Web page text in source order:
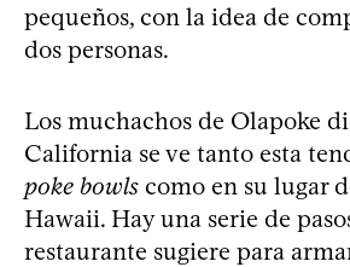
pequeños, con la idea de
dos personas.
Los muchachos de Olapoke
California se ve tanto esta
poke bowls como en su lugar
Hawaii. Hay una serie de
restaurante sugiere para